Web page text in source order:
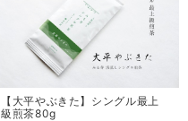
【大平やぶきた】シングル最上
級煎茶80g